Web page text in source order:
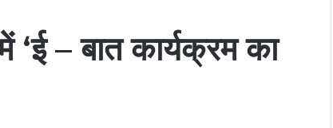
‘ई – बात कार्यक्रम का